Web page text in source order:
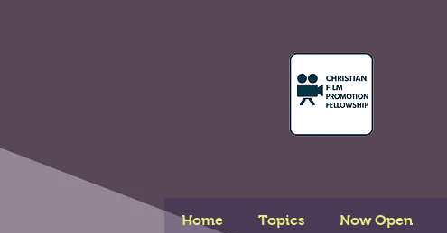
Home Topics Now Open